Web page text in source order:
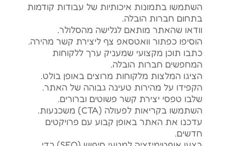
השתמשו בתמונות איכותיות של עבודות קודמות
בתחום חברות הובלה.
וודאו שהאתר מותאם לגלישה מהסלולר.
הוסיפו כפתור וואטסאפ צף ליצירת קשר מהירה.
כתבו תוכן מקצועי שמעניק ערך ללקוחות
המחפשים חברות הובלה.
הציגו המלצות מלקוחות מרוצים באופן בולט.
הקפידו על מהירות טעינה גבוהה של האתר.
שלבו טפסי יצירת קשר פשוטים וברורים.
השתמשו בקריאות לפעולה (CTA) משכנעות.
עדכנו את האתר באופן קבוע עם פרויקטים
חדשים.